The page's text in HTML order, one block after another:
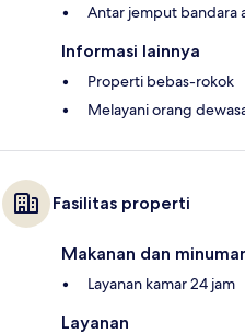
Antar jemput bandara
Informasi lainnya
Properti bebas-rokok
Melayani orang
Fasilitas properti
Makanan dan
Layanan kamar 24 jam
Layanan